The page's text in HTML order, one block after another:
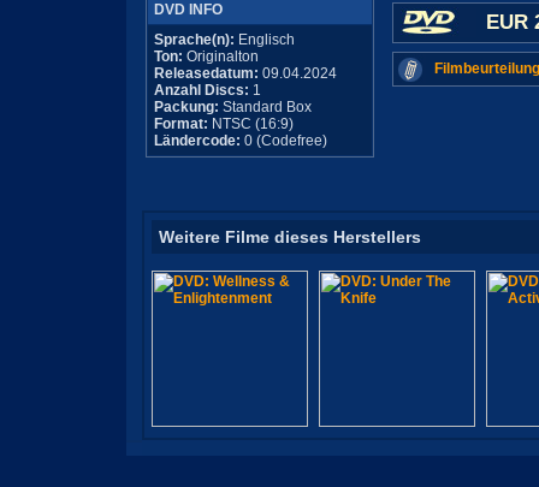
DVD INFO
Sprache(n): Englisch
Ton: Originalton
Releasedatum: 09.04.2024
Anzahl Discs: 1
Packung: Standard Box
Format: NTSC (16:9)
Ländercode: 0 (Codefree)
EUR
Weitere Filme dieses Herstellers